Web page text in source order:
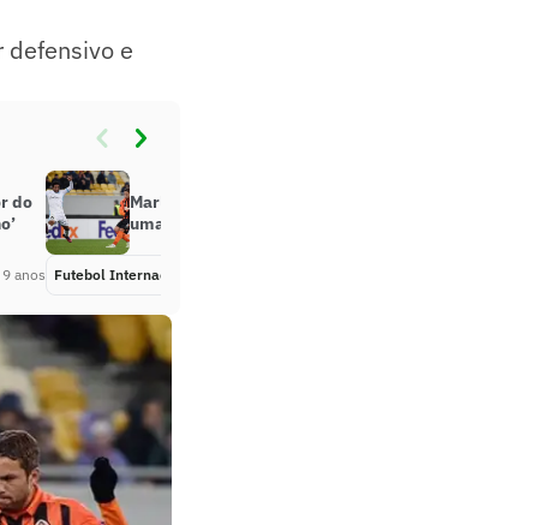
defensivo e
do
9 anos
Marlos e Bernard brilham em mais
uma goleada do Shakhtar
Futebol Internacional